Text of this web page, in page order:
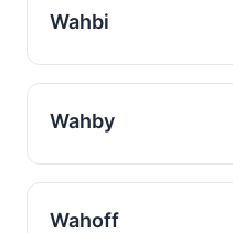
Wahbi
Wahby
Wahoff